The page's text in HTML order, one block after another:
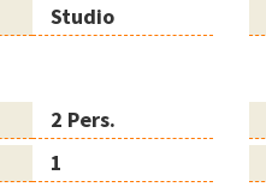
Studio
2 Pers.
1